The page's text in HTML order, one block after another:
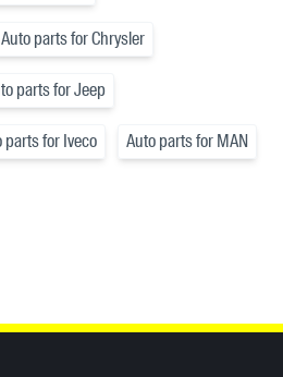
Auto parts for Chrysler
parts for Jeep
parts for Iveco Auto parts for MAN